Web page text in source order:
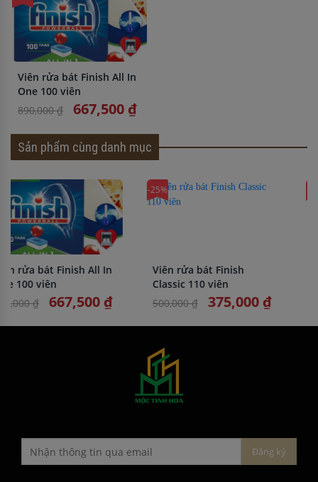
Viên rửa bát Finish All In
One 100 viên
890,000 ₫
667,500 ₫
Sản phẩm cùng danh mục
-25%
Viên rửa bát Finish
Classic 110 viên
500,000 ₫
375,000 ₫
-25%
Viên rửa bát Finish
Classic 77 viên
600,000 ₫
450,000 ₫